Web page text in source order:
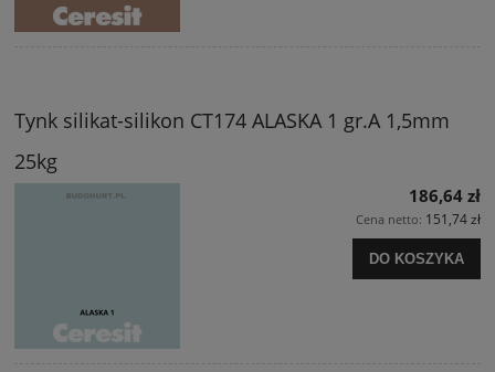
Tynk silikat-silikon CT174 ALASKA 1 gr.A 1,5mm
25kg
186,64 zł
Cena netto: 151,74 zł
DO KOSZYKA